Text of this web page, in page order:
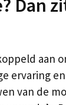
Dan
aan
ervaring
van de